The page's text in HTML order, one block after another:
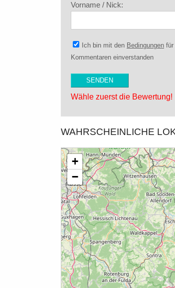
Vorname / Nick:
Ich bin mit den Bedingungen für
Kommentaren einverstanden
Wähle zuerst die Bewertung!
WAHRSCHEINLICHE